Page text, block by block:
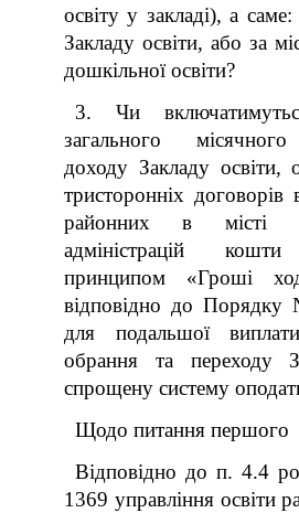
освіту у закладі), а саме:
Закладу освіти, або за
дошкільної освіти?
3. Чи
загального
доходу Закладу освіти,
тристоронніх договорів
районних в місті
адміністрацій
принципом «Гроші
відповідно до Порядку
для подальшої
обрання та переходу
спрощену систему
Щодо питання першого
Відповідно до п. 4.4
1369 управління освіти